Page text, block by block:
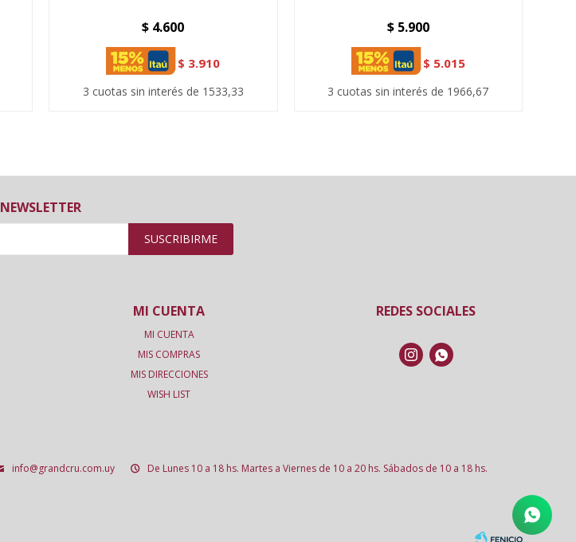
$ 4.600
$ 3.910
3 cuotas sin interés de 1533,33
$ 5.900
$ 5.015
3 cuotas sin interés de 1966,67
NEWSLETTER
SUSCRIBIRME
REDES SOCIALES
 
info@grandcru.com.uy De Lunes 10 a 18 hs. Martes a Viernes de 10 a 20 hs. Sábados de 10 a 18 hs.
MI CUENTA
MI CUENTA
MIS COMPRAS
MIS DIRECCIONES
WISH LIST